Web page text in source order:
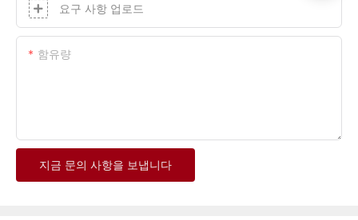
요구 사항 업로드
함유량
지금 문의 사항을 보냅니다